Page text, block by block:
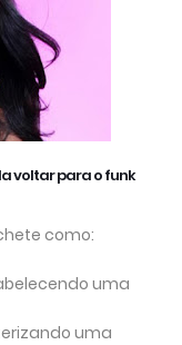
voltar para o funk
como:
uma
uma